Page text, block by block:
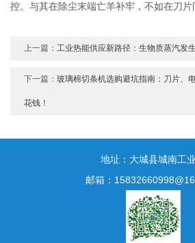
控。与其在除尘末端亡羊补牢，不如在刀片
上一篇：工业热能供应新路径：生物质蒸汽发
下一篇：玻璃棉切条机选购避坑指南：刀片、
花钱！
地址：大城县城南工
邮箱：